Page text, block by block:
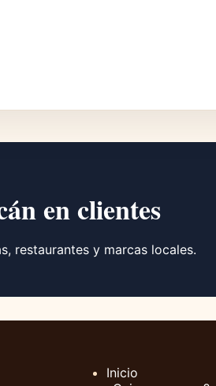
en clientes
restaurantes y marcas locales.
Inicio